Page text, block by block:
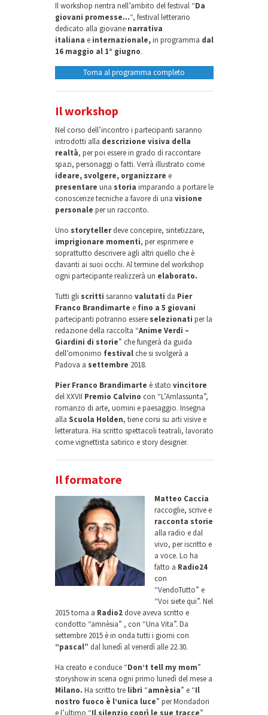
Il workshop rientra nell’ambito del festival “Da
giovani promesse…“, festival letterario
dedicato alla giovane narrativa
italiana e internazionale,in programma dal
16 maggio al 1° giugno.
Torna al programma completo
Il workshop
Nel corso dell’incontro i partecipanti saranno
introdotti alla descrizione visiva della
realtà, per poi essere in grado di raccontare
spazi, personaggi o fatti. Verrà illustrato come
ideare, svolgere, organizzare e
presentare una storia imparando a portare le
conoscenze tecniche a favore di una visione
personale per un racconto.
Uno storytellerdeve concepire, sintetizzare,
imprigionare momenti, per esprimere e
soprattutto descrivere agli altri quello che è
davanti ai suoi occhi. Al termine del workshop
ogni partecipante realizzerà un elaborato.
Tutti gli scritti saranno valutati da Pier
Franco Brandimarte e fino a 5 giovani
partecipanti potranno essere selezionati per la
redazione della raccolta “Anime Verdi –
Giardini di storie” che fungerà da guida
dell’omonimo festivalche si svolgerà a
Padova a settembre 2018.
Pier Franco Brandimarte è stato vincitore
del XXVII Premio Calvino con “L’Amlassunta”,
romanzo di arte, uomini e paesaggio. Insegna
alla Scuola Holden, tiene corsi su arti visive e
letteratura. Ha scritto spettacoli teatrali, lavorato
come vignettista satirico e story designer.
Il formatore
Matteo Caccia
raccoglie, scrive e
racconta storie
alla radio e dal
vivo, per iscritto e
a voce. Lo ha
fatto a Radio24
con
“VendoTutto” e
“Voi siete qui”. Nel
2015 torna a Radio2dove aveva scritto e
condotto “amnèsia” , con “Una Vita”. Da
settembre 2015 è in onda tutti i giorni con
“pascal” dal lunedì al venerdì alle 22.30.
Ha creato e conduce “Don’t tell my mom”
storyshow in scena ogni primo lunedì del mese a
Milano. Ha scritto tre libri “amnèsia” e “Il
nostro fuoco è l’unica luce” per Mondadori
e l’ultimo “Il silenzio coprì le sue tracce”